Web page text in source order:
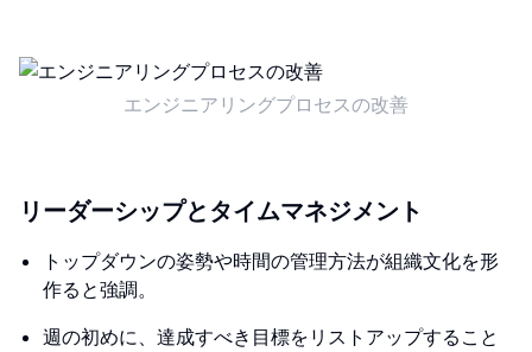
エンジニアリングプロセスの改善
リーダーシップとタイムマネジメント
トップダウンの姿勢や時間の管理方法が組織文化を形
作ると強調。
週の初めに、達成すべき目標をリストアップすること